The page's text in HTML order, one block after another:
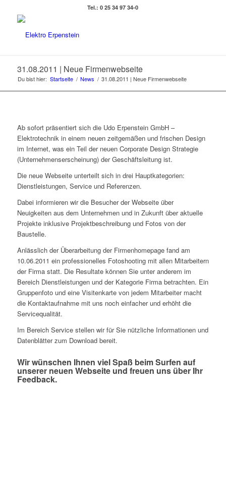
Tel.: 0 25 34 97 34-0
31.08.2011 | Neue Firmenwebseite
Du bist hier: Startseite / News / 31.08.2011 | Neue Firmenwebseite
Ab sofort präsentiert sich die Udo Erpenstein GmbH –
Elektrotechnik in einem neuen zeitgemäßen und frischen Design
im Internet, was ein Teil der neuen Corporate Design Strategie
(Unternehmenserscheinung) der Geschäftsleitung ist.
Die neue Webseite unterteilt sich in drei Hauptkategorien:
Dienstleistungen, Service und Referenzen.
Dabei informieren wir die Besucher der Webseite über
Neuigkeiten aus dem Unternehmen und in Zukunft über aktuelle
Projekte inklusive Projektbeschreibung und Fotos von der
Baustelle.
Anlässlich der Überarbeitung der Firmenhomepage fand am
10.06.2011 ein professionelles Fotoshooting mit allen Mitarbeitern
der Firma statt. Die Resultate können Sie unter anderem im
Bereich Dienstleistungen und der Kategorie Firma betrachten. Ein
Gruppenfoto und eine Visitenkarte von jedem Mitarbeiter macht
die Kontaktaufnahme mit uns noch einfacher und erhöht die
Servicequalität.
Im Bereich Service stellen wir für Sie nützliche Informationen und
Datenblätter zum Download bereit.
Wir wünschen Ihnen viel Spaß beim Surfen auf
unserer neuen Webseite und freuen uns über Ihr
Feedback.